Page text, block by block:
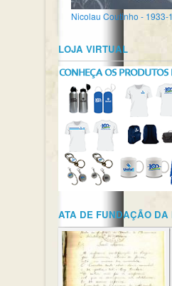
Nicolau Coutinho - 1933-
LOJA VIRTUAL
ATA DE FUNDAÇÃO DA